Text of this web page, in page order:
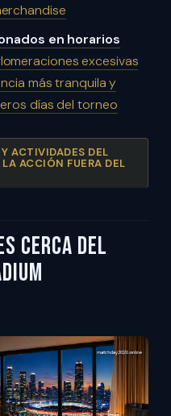
en horarios
excesivas
más tranquila y
días del torneo
ACTIVIDADES DEL
ACCIÓN FUERA DEL
Cerca del